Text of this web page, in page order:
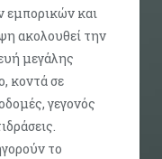
εμπορικών και
ακολουθεί την
μεγάλης
κοντά σε
γεγονός
το